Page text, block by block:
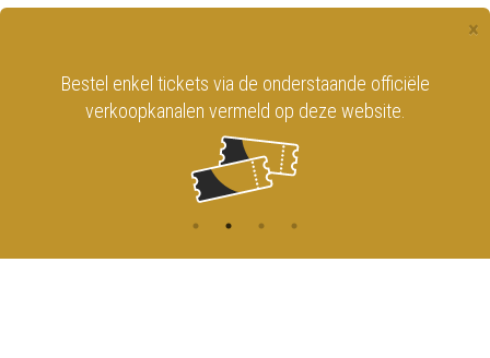
×
Bestel enkel tickets via de onderstaande officiële
verkoopkanalen vermeld op deze website.